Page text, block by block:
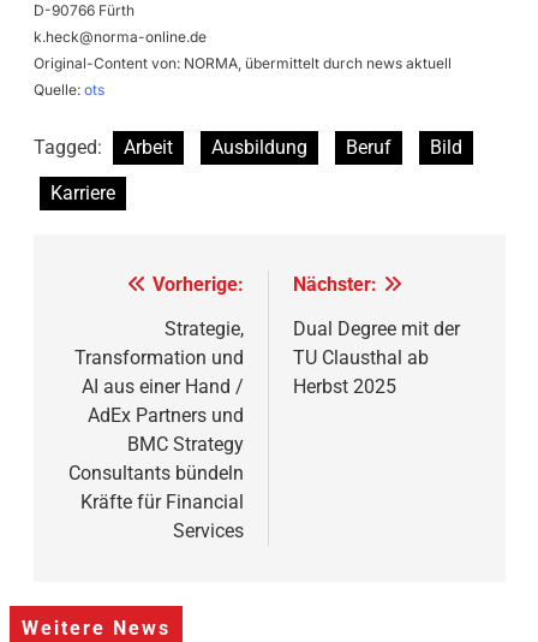
D-90766 Fürth
k.heck@norma-online.de
Original-Content von: NORMA, übermittelt durch news aktuell
Quelle: ots
Tagged: Arbeit Ausbildung Beruf
Bild
Karriere
Beitragsnavigation
Vorherige:
Strategie,
Transformation und
AI aus einer Hand /
AdEx Partners und
BMC Strategy
Consultants bündeln
Kräfte für Financial
Services
Nächster:
Dual Degree mit der
TU Clausthal ab
Herbst 2025
Weitere News